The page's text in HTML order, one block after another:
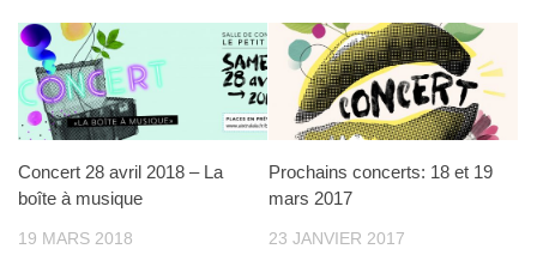
Concert 28 avril 2018 – La
boîte à musique
19 MARS 2018
Prochains concerts: 18 et 19
mars 2017
23 JANVIER 2017